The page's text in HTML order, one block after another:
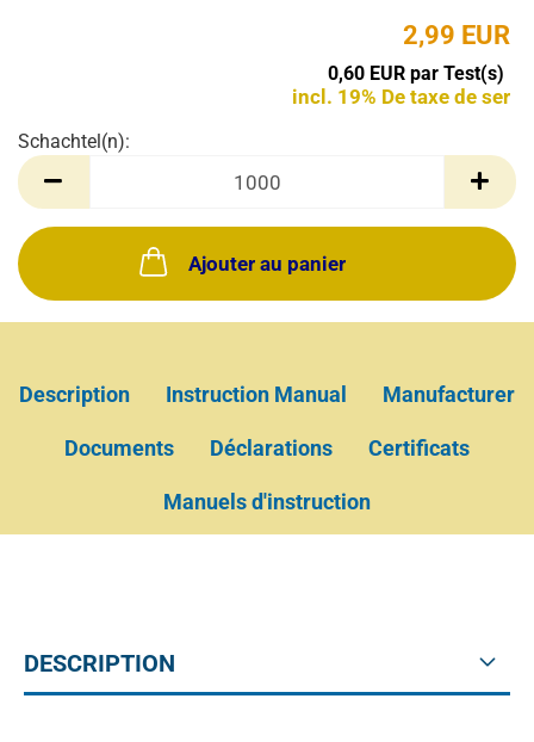
2,99 EUR
0,60 EUR par Test(s)
incl. 19% De taxe de ser
Schachtel(n):
Schachtel(n)
Ajouter au panier
Description Instruction Manual Manufacturer
Documents Déclarations Certificats
Manuels d'instruction
DESCRIPTION